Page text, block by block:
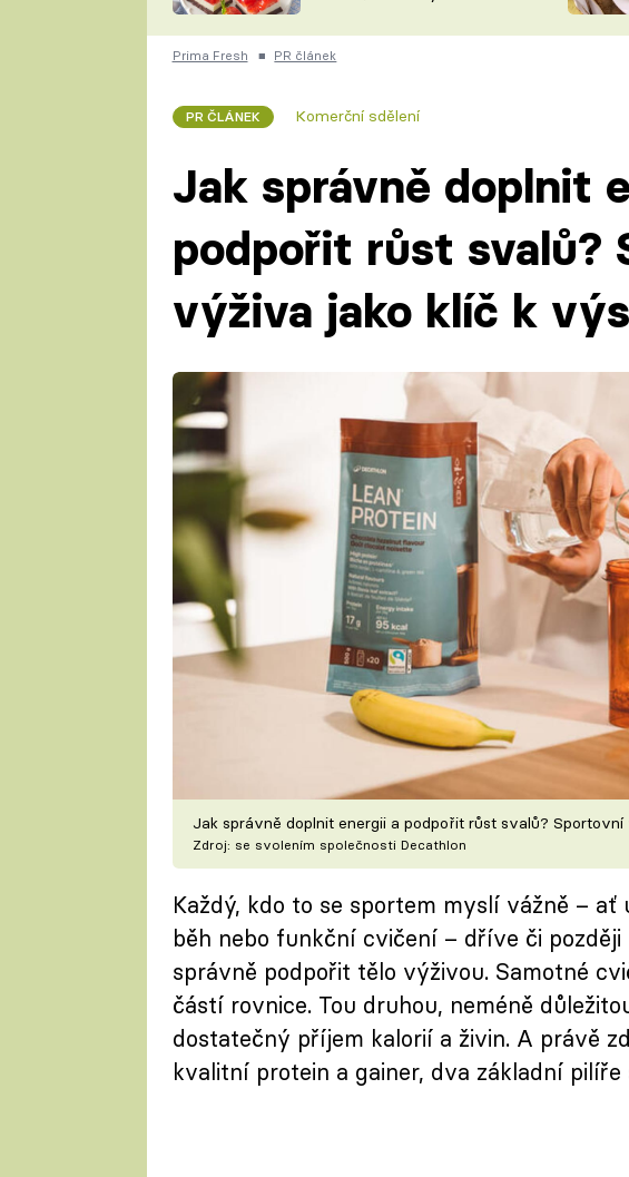
ČESKO NA TALÍŘI
KUCHAŘKA
Prima Fresh ■ PR článek
PR ČLÁNEK Komerční sdělení
Jak správně doplnit
podpořit růst svalů?
výživa jako klíč k
Jak správně doplnit energii a podpořit růst svalů?
Zdroj: se svolením společnosti Decathlon
Každý, kdo to se sportem myslí vážně – ať
běh nebo funkční cvičení – dříve či později
správně podpořit tělo výživou. Samotné
částí rovnice. Tou druhou, neméně
dostatečný příjem kalorií a živin. A právě
kvalitní protein a gainer, dva základní